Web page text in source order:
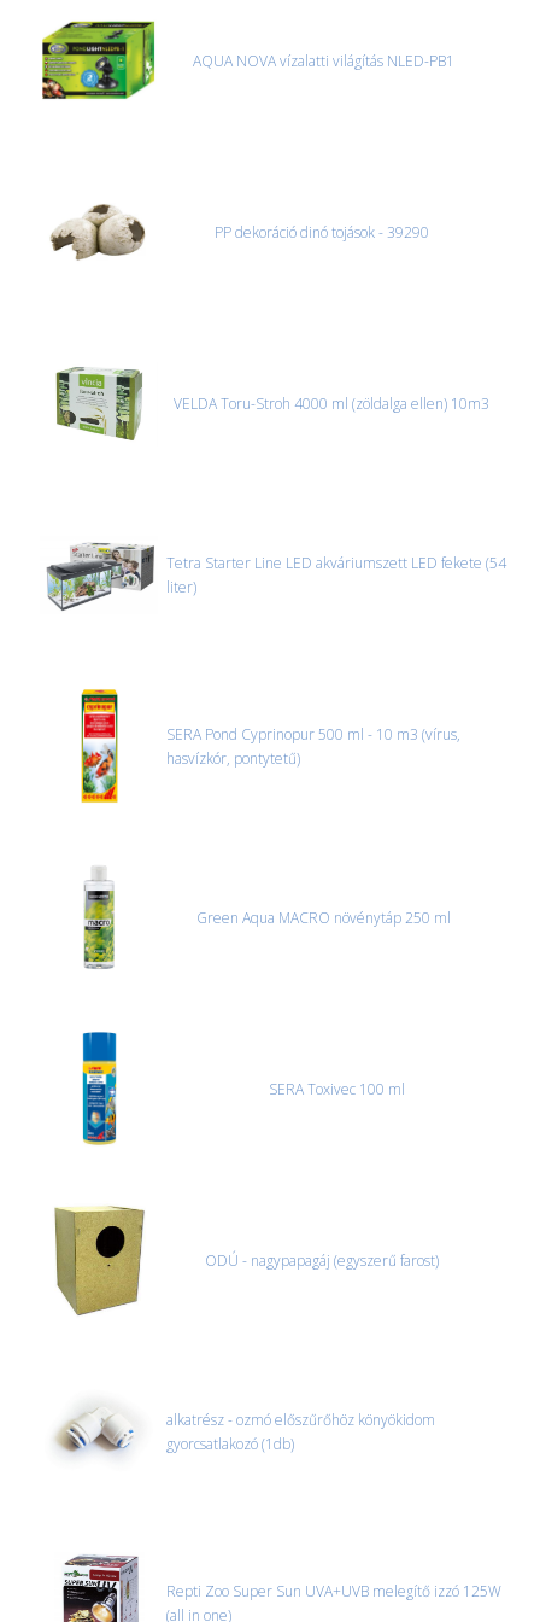
AQUA NOVA vízalatti világítás NLED-PB1
PP dekoráció dinó tojások - 39290
VELDA Toru-Stroh 4000 ml (zöldalga ellen) 10m3
Tetra Starter Line LED akváriumszett LED fekete (54
liter)
SERA Pond Cyprinopur 500 ml - 10 m3 (vírus,
hasvízkór, pontytetű)
Green Aqua MACRO növénytáp 250 ml
SERA Toxivec 100 ml
ODÚ - nagypapagáj (egyszerű farost)
alkatrész - ozmó előszűrőhöz könyökidom
gyorcsatlakozó (1db)
Repti Zoo Super Sun UVA+UVB melegítő izzó 125W
(all in one)